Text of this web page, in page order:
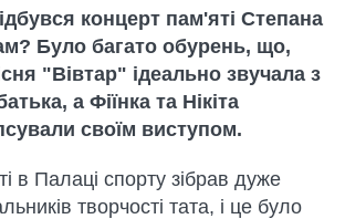
концерт пам'яті Степана
Було багато обурень, що,
"Вівтар" ідеально звучала з
а Фіїнка та Нікіта
своїм виступом.
в Палаці спорту зібрав дуже
творчості тата, і це було